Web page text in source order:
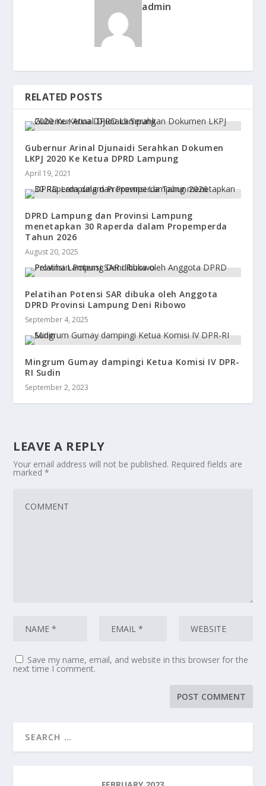
admin
RELATED POSTS
Gubernur Arinal Djunaidi Serahkan Dokumen
LKPJ 2020 Ke Ketua DPRD Lampung
April 19, 2021
DPRD Lampung dan Provinsi Lampung
menetapkan 30 Raperda dalam Propemperda
Tahun 2026
August 20, 2025
Pelatihan Potensi SAR dibuka oleh Anggota
DPRD Provinsi Lampung Deni Ribowo
September 4, 2025
Mingrum Gumay dampingi Ketua Komisi IV DPR-
RI Sudin
September 2, 2023
LEAVE A REPLY
Your email address will not be published. Required fields are
marked*
Save my name, email, and website in this browser for the
next time I comment.